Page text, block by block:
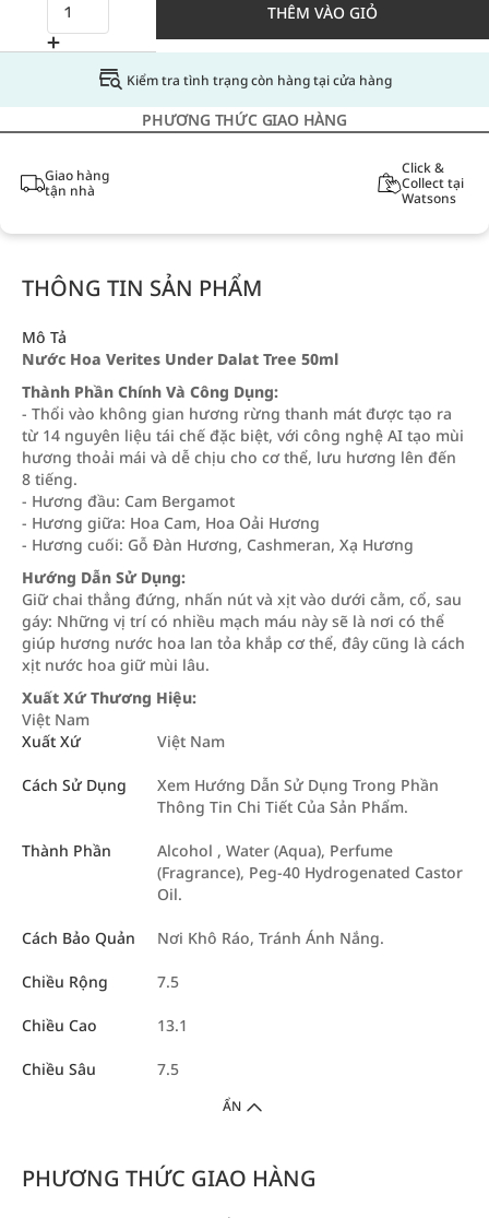
THÊM VÀO GIỎ
Kiểm tra tình trạng còn hàng tại cửa hàng
PHƯƠNG THỨC GIAO HÀNG
Giao hàng
tận nhà
Click &
Collect tại
Watsons
THÔNG TIN SẢN PHẨM
Mô Tả
Nước Hoa Verites Under Dalat Tree 50ml
Thành Phần Chính Và Công Dụng:
- Thổi vào không gian hương rừng thanh mát được tạo ra
từ 14 nguyên liệu tái chế đặc biệt, với công nghệ AI tạo mùi
hương thoải mái và dễ chịu cho cơ thể, lưu hương lên đến
8 tiếng.
- Hương đầu: Cam Bergamot
- Hương giữa: Hoa Cam, Hoa Oải Hương
- Hương cuối: Gỗ Đàn Hương, Cashmeran, Xạ Hương
Hướng Dẫn Sử Dụng:
Giữ chai thẳng đứng, nhấn nút và xịt vào dưới cằm, cổ, sau
gáy: Những vị trí có nhiều mạch máu này sẽ là nơi có thể
giúp hương nước hoa lan tỏa khắp cơ thể, đây cũng là cách
xịt nước hoa giữ mùi lâu.
Xuất Xứ Thương Hiệu:
Việt Nam
Xuất Xứ
Việt Nam
Cách Sử Dụng
Xem Hướng Dẫn Sử Dụng Trong Phần
Thông Tin Chi Tiết Của Sản Phẩm.
Thành Phần
Alcohol , Water (Aqua), Perfume
(Fragrance), Peg-40 Hydrogenated Castor
Oil.
Cách Bảo Quản Nơi Khô Ráo, Tránh Ánh Nắng.
Chiều Rộng 7.5
Chiều Cao 13.1
Chiều Sâu 7.5
ẨN
PHƯƠNG THỨC GIAO HÀNG